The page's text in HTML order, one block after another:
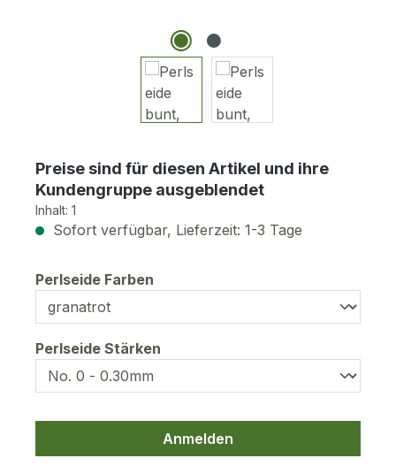
Preise sind für diesen Artikel und ihre
Kundengruppe ausgeblendet
Inhalt: 1
Sofort verfügbar, Lieferzeit: 1-3 Tage
Perlseide Farben
Perlseide Stärken
Anmelden